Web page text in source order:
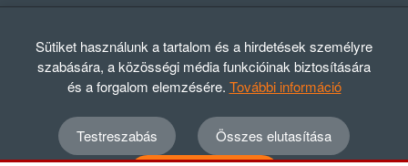
Hétfő-Péntek: 08:00-16:30
© 2012 - 2024 GASZTRΩMEGA Kft.
Sütiket használunk a tartalom és a hirdetések személyre
szabására, a közösségi média funkcióinak biztosítására
és a forgalom elemzésére. További információ
Testreszabás
Összes elutasítása